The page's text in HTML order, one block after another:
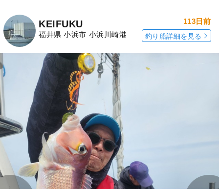
KEIFUKU
福井県 小浜市 小浜川崎港
113日前
釣り船詳細を見る